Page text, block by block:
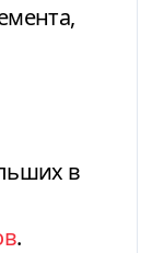
в
.